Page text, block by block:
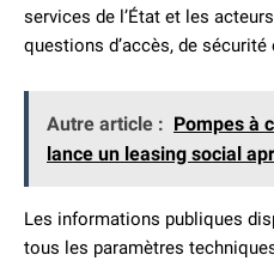
services de l’État et les
questions d’accès, de sécurité
Autre article : Pompes à
lance un leasing social
Les informations publiques
tous les paramètres